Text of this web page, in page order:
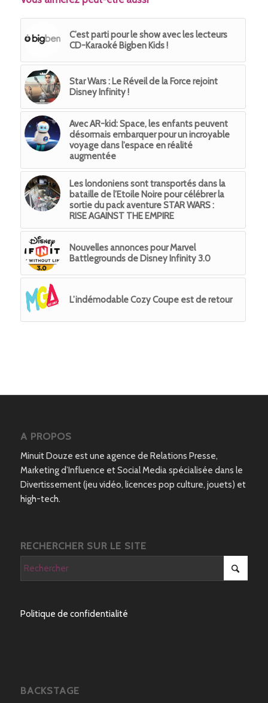
C’est parti pour le show avec les lecteurs
CD-Karaoké Bigben Kids !
Star Wars : Le Réveil de la Force rejoint
Disney Infinity !
Avec AR-kid: Space, les enfants peuvent
désormais embarquer pour un incroyable
voyage dans l’espace en réalité
augmentée
Les londoniens sont transportés dans la
bataille de l’Etoile Noire pour célébrer la
sortie du pack aventure STAR WARS :
RISE AGAINST THE EMPIRE
Nouvelles annonces pour Marvel
Battlegrounds de Disney Infinity 3.0
L’indémodable Cozy Coupe est de retour
A PROPOS
Minuit Douze est une agence de Relations Presse,
Marketing d’Influence et Social Media spécialisée dans le
Divertissement (jeu vidéo, licences pop culture, jouets) et
high-tech.
RECHERCHER SUR LE SITE
Politique de confidentialité
BACKSTAGE